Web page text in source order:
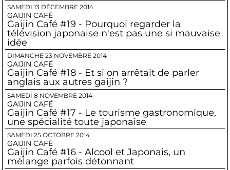
SAMEDI 13 DÉCEMBRE 2014
GAIJIN CAFÉ
Gaijin Café #19 - Pourquoi regarder la
télévision japonaise n'est pas une si mauvaise
idée
DIMANCHE 23 NOVEMBRE 2014
GAIJIN CAFÉ
Gaijin Café #18 - Et si on arrêtait de parler
anglais aux autres gaijin ?
SAMEDI 8 NOVEMBRE 2014
GAIJIN CAFÉ
Gaijin Café #17 - Le tourisme gastronomique,
une spécialité toute japonaise
SAMEDI 25 OCTOBRE 2014
GAIJIN CAFÉ
Gaijin Café #16 - Alcool et Japonais, un
mélange parfois détonnant